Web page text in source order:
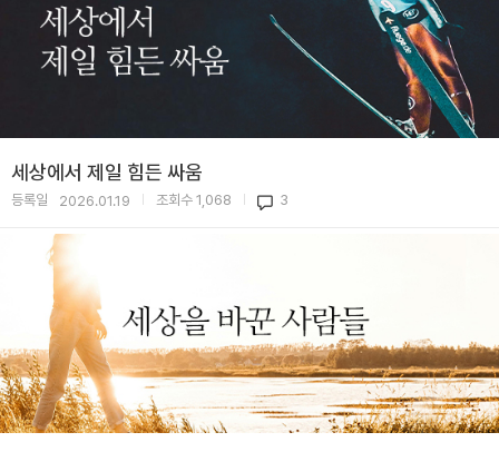
세상에서 제일 힘든 싸움
등록일 2026.01.19 조회수 1,068 3